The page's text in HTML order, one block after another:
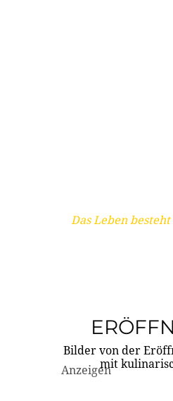
Das Leben
Bilder von der
mit
Anzeigen